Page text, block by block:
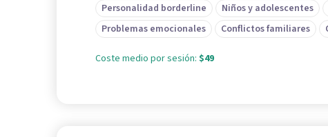
Personalidad borderline Niños y adolescentes
Problemas emocionales
Conflictos familiares
Coste medio por sesión: $49